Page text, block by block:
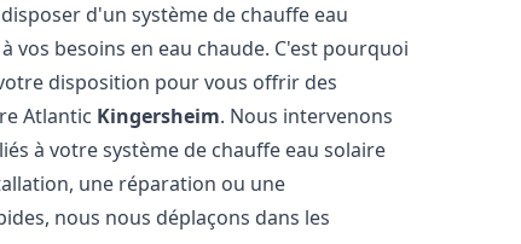
d'un système de chauffe eau
besoins en eau chaude. C'est pourquoi
disposition pour vous offrir des
Atlantic Kingersheim. Nous intervenons
à votre système de chauffe eau solaire
une réparation ou une
nous nous déplaçons dans les